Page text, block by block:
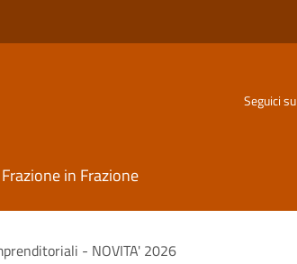
Seguici su
in Frazione
- NOVITA' 2026